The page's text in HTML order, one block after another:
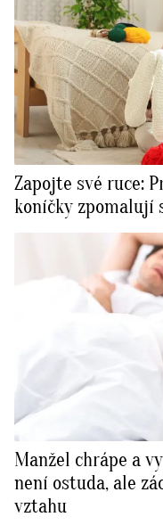
Zapojte své ruce:
koníčky zpomalují
Manžel chrápe a
není ostuda, ale
vztahu